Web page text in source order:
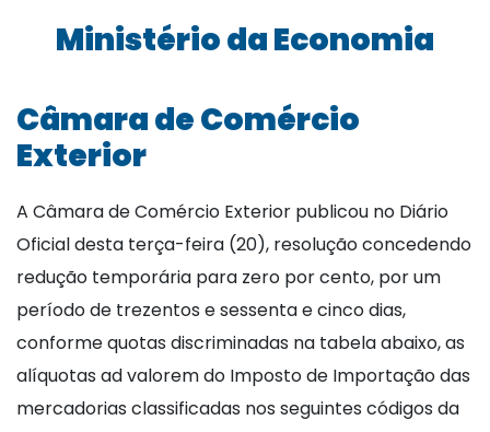
Ministério da Economia
Câmara de Comércio
Exterior
A Câmara de Comércio Exterior publicou no Diário
Oficial desta terça-feira (20), resolução concedendo
redução temporária para zero por cento, por um
período de trezentos e sessenta e cinco dias,
conforme quotas discriminadas na tabela abaixo, as
alíquotas ad valorem do Imposto de Importação das
mercadorias classificadas nos seguintes códigos da